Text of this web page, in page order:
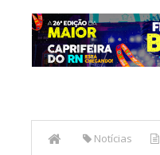
Notícias